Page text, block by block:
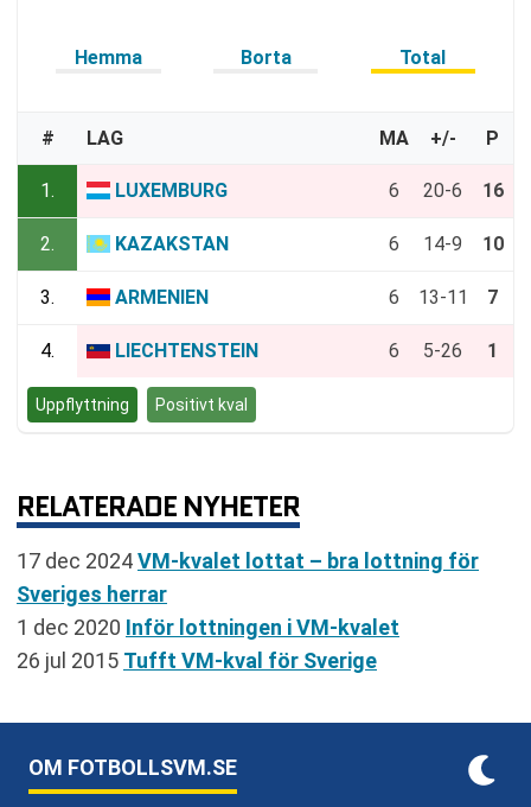
Hemma Borta Total
# LAG MA +/- P
1. LUXEMBURG 6 20-6 16
2. KAZAKSTAN 6 14-9 10
3. ARMENIEN 6 13-11 7
4. LIECHTENSTEIN 6 5-26 1
Uppflyttning Positivt kval
RELATERADE NYHETER
17 dec 2024VM-kvalet lottat – bra lottning för
Sveriges herrar
1 dec 2020 Inför lottningen i VM-kvalet
26 jul 2015 Tufft VM-kval för Sverige
OM FOTBOLLSVM.SE